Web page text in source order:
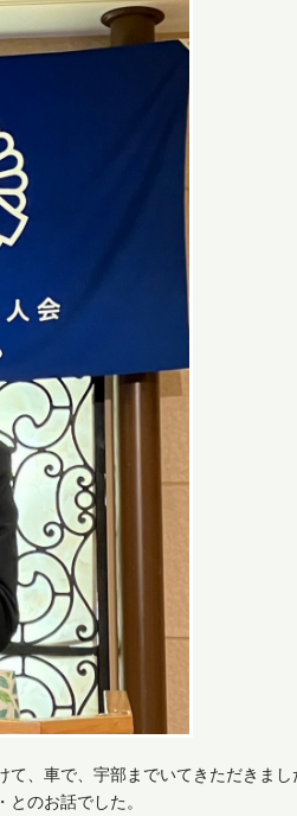
、車で、宇部までいてきただきま
のお話でした。